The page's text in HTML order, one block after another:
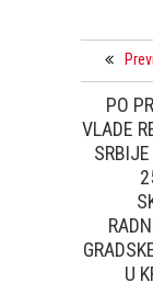
PO
VLADE
U